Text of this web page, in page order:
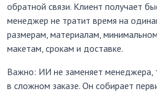
обратной связи. Клиент получает
менеджер не тратит время на
размерам, материалам,
макетам, срокам и доставке.
Важно: ИИ не заменяет менеджера,
в сложном заказе. Он собирает